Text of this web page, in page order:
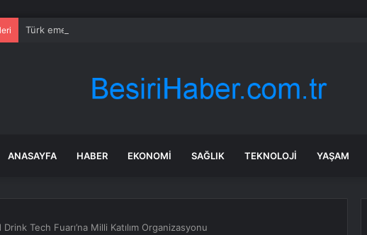
Türk emeklisi çalışırken ölüyor
ANASAYFA HABER EKONOMI SAĞLIK TEKNOLOJI YAŞAM
Drink Tech Fuarı’na Milli Katılım Organizasyonu